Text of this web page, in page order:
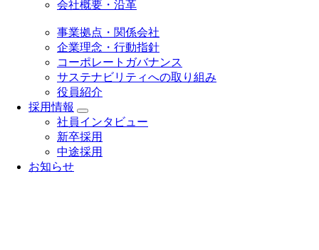
会社概要・沿革
事業拠点・関係会社
企業理念・行動指針
コーポレートガバナンス
サステナビリティへの取り組み
役員紹介
採用情報
社員インタビュー
新卒採用
中途採用
お知らせ